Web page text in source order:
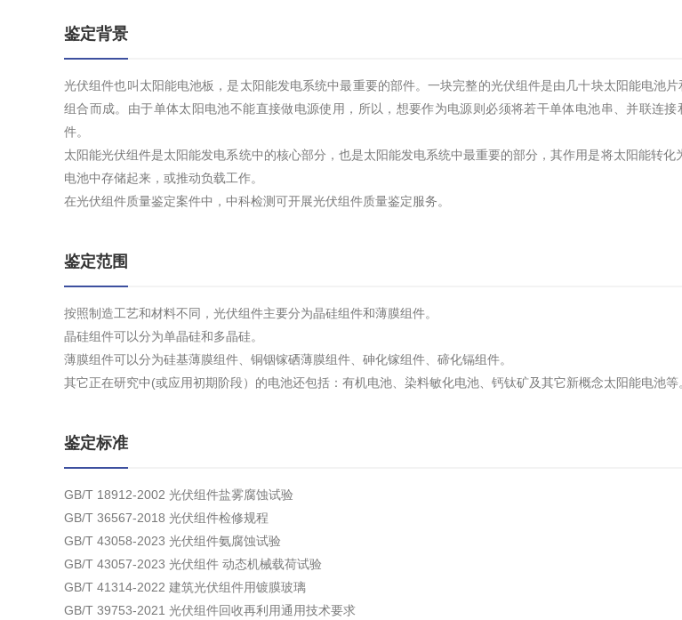
鉴定背景
光伏组件也叫太阳能电池板，是太阳能发电系统中最重要的部件。一块完整的光伏组件是由几十块太阳能电池
组合而成。由于单体太阳电池不能直接做电源使用，所以，想要作为电源则必须将若干单体电池串、并联连接
件。
太阳能光伏组件是太阳能发电系统中的核心部分，也是太阳能发电系统中最重要的部分，其作用是将太阳能转化
电池中存储起来，或推动负载工作。
在光伏组件质量鉴定案件中，中科检测可开展光伏组件质量鉴定服务。
鉴定范围
按照制造工艺和材料不同，光伏组件主要分为晶硅组件和薄膜组件。
晶硅组件可以分为单晶硅和多晶硅。
薄膜组件可以分为硅基薄膜组件、铜铟镓硒薄膜组件、砷化镓组件、碲化镉组件。
其它正在研究中(或应用初期阶段）的电池还包括：有机电池、染料敏化电池、钙钛矿及其它新概念太阳能电池等
鉴定标准
GB/T 18912-2002 光伏组件盐雾腐蚀试验
GB/T 36567-2018 光伏组件检修规程
GB/T 43058-2023 光伏组件氨腐蚀试验
GB/T 43057-2023 光伏组件 动态机械载荷试验
GB/T 41314-2022 建筑光伏组件用镀膜玻璃
GB/T 39753-2021 光伏组件回收再利用通用技术要求